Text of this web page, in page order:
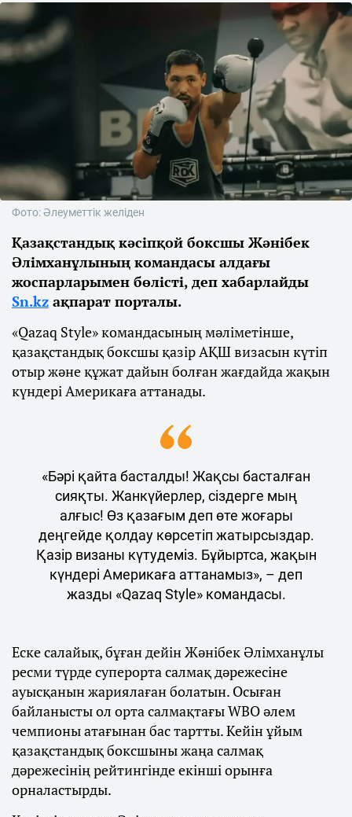
Фото: Әлеуметтік желіден
Қазақстандық кәсіпқой боксшы Жәнібек
Әлімханұлының командасы алдағы
жоспарларымен бөлісті, деп хабарлайды
Sn.kz ақпарат порталы.
«Qazaq Style» командасының мәліметінше,
қазақстандық боксшы қазір АҚШ визасын күтіп
отыр және құжат дайын болған жағдайда жақын
күндері Америкаға аттанады.
«Бәрі қайта басталды! Жақсы басталған
сияқты. Жанкүйерлер, сіздерге мың
алғыс! Өз қазағым деп өте жоғары
деңгейде қолдау көрсетіп жатырсыздар.
Қазір визаны күтудеміз. Бұйыртса, жақын
күндері Америкаға аттанамыз», – деп
жазды «Qazaq Style» командасы.
Еске салайық, бұған дейін Жәнібек Әлімханұлы
ресми түрде суперорта салмақ дәрежесіне
ауысқанын жариялаған болатын. Осыған
байланысты ол орта салмақтағы WBO әлем
чемпионы атағынан бас тартты. Кейін ұйым
қазақстандық боксшыны жаңа салмақ
дәрежесінің рейтингінде екінші орынға
орналастырды.